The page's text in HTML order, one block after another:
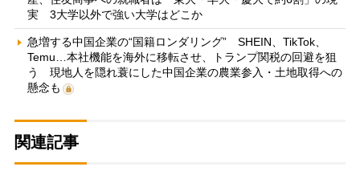
実 3大学以外で強い大学はどこか
急増する中国企業の“国籍ロンダリング” SHEIN、TikTok、
Temu…本社機能を海外に移転させ、トランプ関税の回避を狙
う 現地人を隠れ蓑にした中国企業の農業参入・土地取得への
懸念も
関連記事